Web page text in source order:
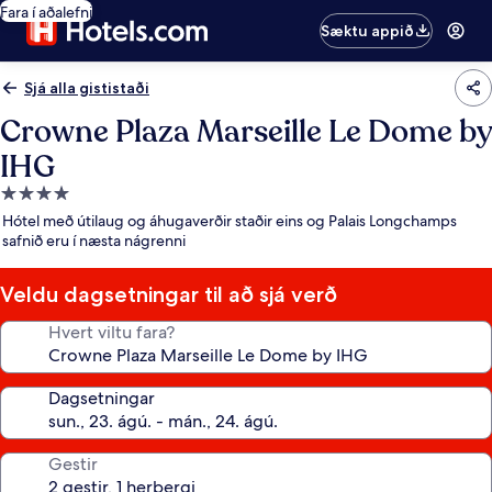
Fara í aðalefni
Sæktu appið
Sjá alla gististaði
Crowne Plaza Marseille Le Dome by
IHG
4.0
stjörnu
gististaður
Hótel með útilaug og áhugaverðir staðir eins og Palais Longchamps
safnið eru í næsta nágrenni
Veldu dagsetningar til að sjá verð
Hvert viltu fara?
Dagsetningar
Gestir